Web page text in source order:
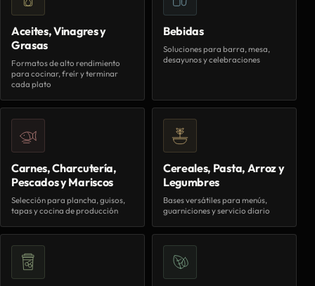
Aceites, Vinagres y
Grasas
Formatos de alto rendimiento
para cocinar, freír y terminar
cada plato
Bebidas
Soluciones para barra, mesa,
desayunos y celebraciones
Carnes, Charcutería,
Pescados y Mariscos
Selección para plancha, guisos,
tapas y cocina de producción
Cereales, Pasta, Arroz y
Legumbres
Bases versátiles para menús,
guarniciones y servicio diario